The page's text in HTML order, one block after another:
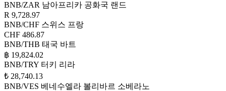
BNB/ZAR 남아프리카 공화국 랜드
R 9,728.97
BNB/CHF 스위스 프랑
CHF 486.87
BNB/THB 태국 바트
฿ 19,824.02
BNB/TRY 터키 리라
₺ 28,740.13
BNB/VES 베네수엘라 볼리바르 소베라노